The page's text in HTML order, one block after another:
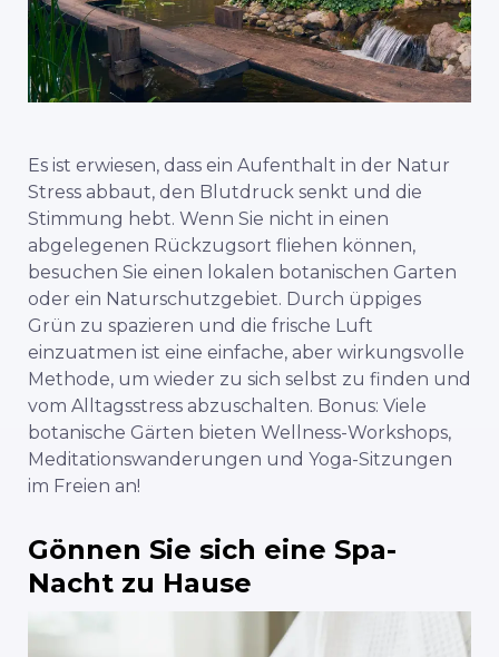
Es ist erwiesen, dass ein Aufenthalt in der Natur
Stress abbaut, den Blutdruck senkt und die
Stimmung hebt. Wenn Sie nicht in einen
abgelegenen Rückzugsort fliehen können,
besuchen Sie einen lokalen botanischen Garten
oder ein Naturschutzgebiet. Durch üppiges
Grün zu spazieren und die frische Luft
einzuatmen ist eine einfache, aber wirkungsvolle
Methode, um wieder zu sich selbst zu finden und
vom Alltagsstress abzuschalten. Bonus: Viele
botanische Gärten bieten Wellness-Workshops,
Meditationswanderungen und Yoga-Sitzungen
im Freien an!
Gönnen Sie sich eine Spa-
Nacht zu Hause